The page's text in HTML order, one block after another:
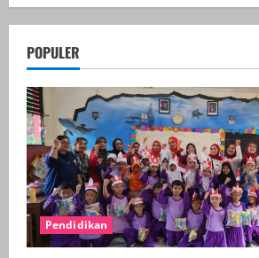
POPULER
Pendidikan